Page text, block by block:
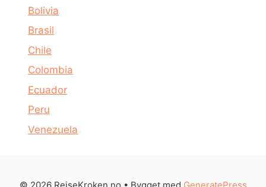
Bolivia
Brasil
Chile
Colombia
Ecuador
Peru
Venezuela
© 2026 ReiseKroken.no • Bygget med GeneratePress